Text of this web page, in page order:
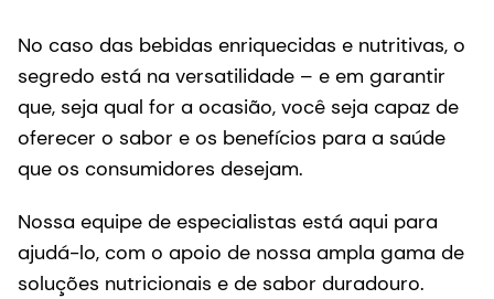
Nossa equipe de especialistas está aqui para
ajudá-lo, com o apoio de nossa ampla gama de
soluções nutricionais e de sabor duradouro.